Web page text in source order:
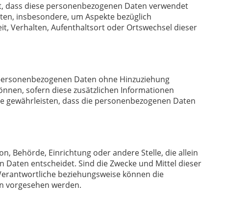
diese personenbezogenen Daten verwendet
insbesondere, um Aspekte bezüglich
Verhalten, Aufenthaltsort oder Ortswechsel dieser
Daten ohne Hinzuziehung
sofern diese zusätzlichen Informationen
dass die personenbezogenen Daten
Behörde, Einrichtung oder andere Stelle, die allein
entscheidet. Sind die Zwecke und Mittel dieser
beziehungsweise können die
vorgesehen werden.